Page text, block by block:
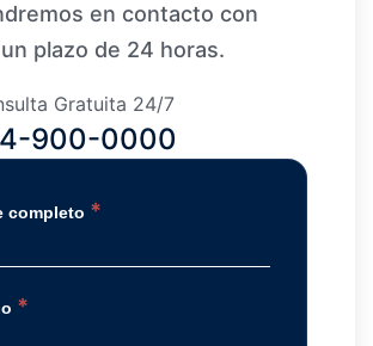
en contacto con
plazo de 24 horas.
Gratuita 24/7
900-0000
completo *
*